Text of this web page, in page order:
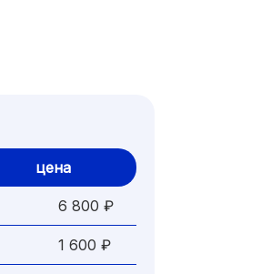
цена
6 800 ₽
1 600 ₽